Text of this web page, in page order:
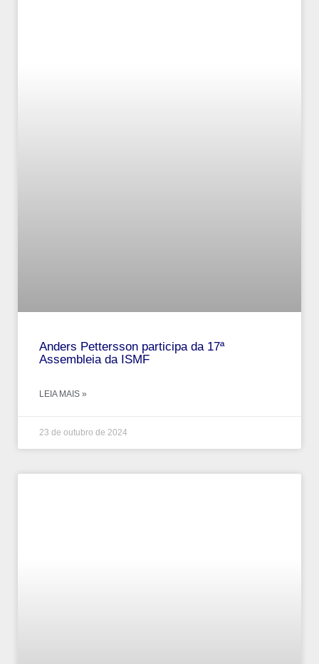
Anders Pettersson participa da 17ª
Assembleia da ISMF
LEIA MAIS »
23 de outubro de 2024